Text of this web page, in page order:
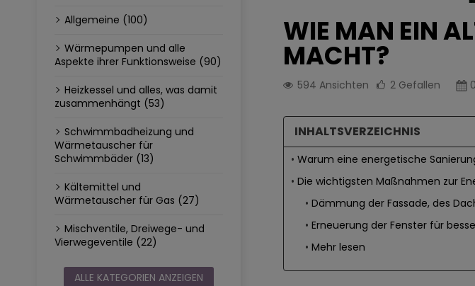
Allgemeine (100)
Wärmepumpen und alle
Aspekte ihrer Funktionsweise (90)
Heizkessel und alles, was damit
zusammenhängt (53)
Schwimmbadheizung und
Wärmetauscher für
Schwimmbäder (13)
Kältemittel und
Wärmetauscher für Gas (27)
Mischventile, Dreiwege- und
Vierwegeventile (22)
ALLE KATEGORIEN ANZEIGEN
WIE MAN EIN
MACHT?
594 Ansichten 2 Gefallen
INHALTSVERZEICHNIS
Warum eine energetische
Die wichtigsten Maßnahmen zur
Dämmung der Fassade, des
Erneuerung der Fenster für
Mehr lesen